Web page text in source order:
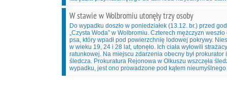
W stawie w Wolbromiu utonęły trzy osoby
Do wypadku doszło w poniedziałek (13.12. br.) przed
„Czysta Woda” w Wolbromiu. Czterech mężczyzn
psa, który wpadł pod powierzchnię lodowej pokrywy.
w wieku 19, 24 i 28 lat, utonęło. Ich ciała wyłowili
ratunkowej. Na miejscu zdarzenia obecny był
śledcza. Prokuratura Rejonowa w Olkuszu wszczęła
wypadku, jest ono prowadzone pod kątem